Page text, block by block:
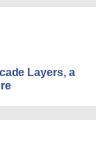
8週間持続バッ
ク (2025年発
Layers, a